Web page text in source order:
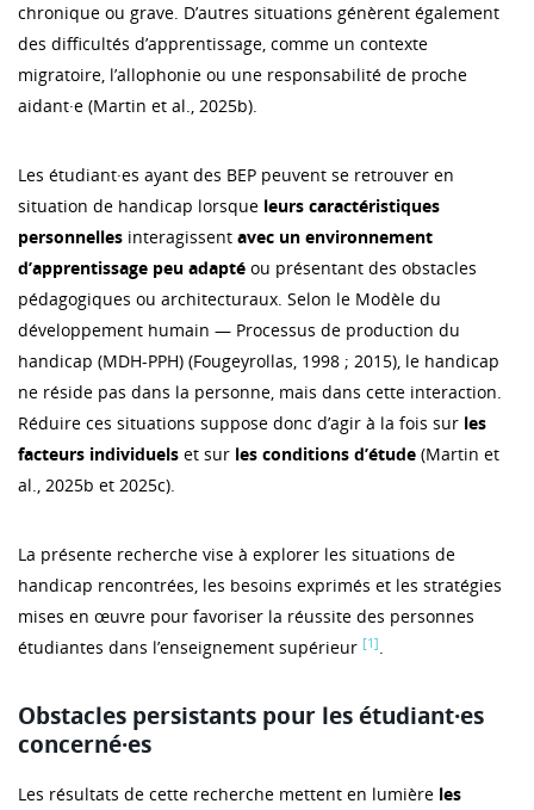
chronique ou grave. D’autres situations génèrent également
des difficultés d’apprentissage, comme un contexte
migratoire, l’allophonie ou une responsabilité de proche
aidant·e (Martin et al., 2025b).
Les étudiant·es ayant des BEP peuvent se retrouver en
situation de handicap lorsque leurs caractéristiques
personnelles interagissent avec un environnement
d’apprentissage peu adapté ou présentant des obstacles
pédagogiques ou architecturaux. Selon le Modèle du
développement humain — Processus de production du
handicap (MDH-PPH) (Fougeyrollas, 1998 ; 2015), le handicap
ne réside pas dans la personne, mais dans cette interaction.
Réduire ces situations suppose donc d’agir à la fois sur les
facteurs individuels et sur les conditions d’étude (Martin et
al., 2025b et 2025c).
La présente recherche vise à explorer les situations de
handicap rencontrées, les besoins exprimés et les stratégies
mises en œuvre pour favoriser la réussite des personnes
étudiantes dans l’enseignement supérieur [1].
Obstacles persistants pour les étudiant·es
concerné·es
Les résultats de cette recherche mettent en lumière les